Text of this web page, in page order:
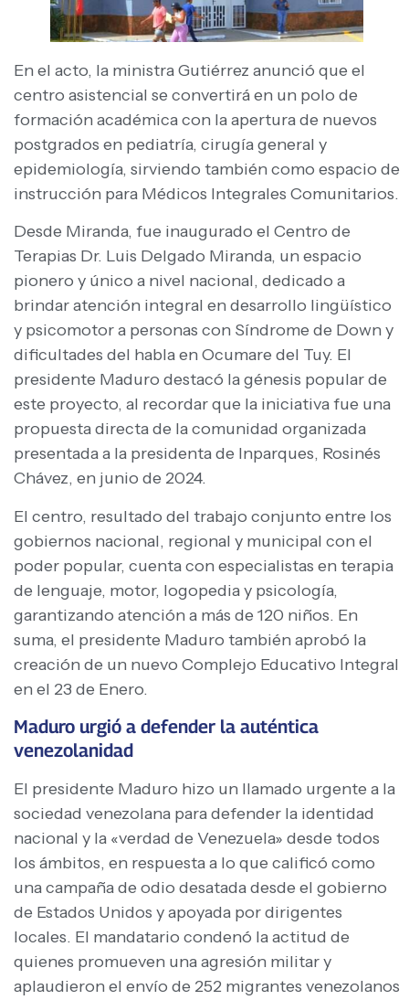
En el acto, la ministra Gutiérrez anunció que el
centro asistencial se convertirá en un polo de
formación académica con la apertura de nuevos
postgrados en pediatría, cirugía general y
epidemiología, sirviendo también como espacio de
instrucción para Médicos Integrales Comunitarios.
Desde Miranda, fue inaugurado el Centro de
Terapias Dr. Luis Delgado Miranda, un espacio
pionero y único a nivel nacional, dedicado a
brindar atención integral en desarrollo lingüístico
y psicomotor a personas con Síndrome de Down y
dificultades del habla en Ocumare del Tuy. El
presidente Maduro destacó la génesis popular de
este proyecto, al recordar que la iniciativa fue una
propuesta directa de la comunidad organizada
presentada a la presidenta de Inparques, Rosinés
Chávez, en junio de 2024.
El centro, resultado del trabajo conjunto entre los
gobiernos nacional, regional y municipal con el
poder popular, cuenta con especialistas en terapia
de lenguaje, motor, logopedia y psicología,
garantizando atención a más de 120 niños. En
suma, el presidente Maduro también aprobó la
creación de un nuevo Complejo Educativo Integral
en el 23 de Enero.
Maduro urgió a defender la auténtica
venezolanidad
El presidente Maduro hizo un llamado urgente a la
sociedad venezolana para defender la identidad
nacional y la «verdad de Venezuela» desde todos
los ámbitos, en respuesta a lo que calificó como
una campaña de odio desatada desde el gobierno
de Estados Unidos y apoyada por dirigentes
locales. El mandatario condenó la actitud de
quienes promueven una agresión militar y
aplaudieron el envío de 252 migrantes venezolanos